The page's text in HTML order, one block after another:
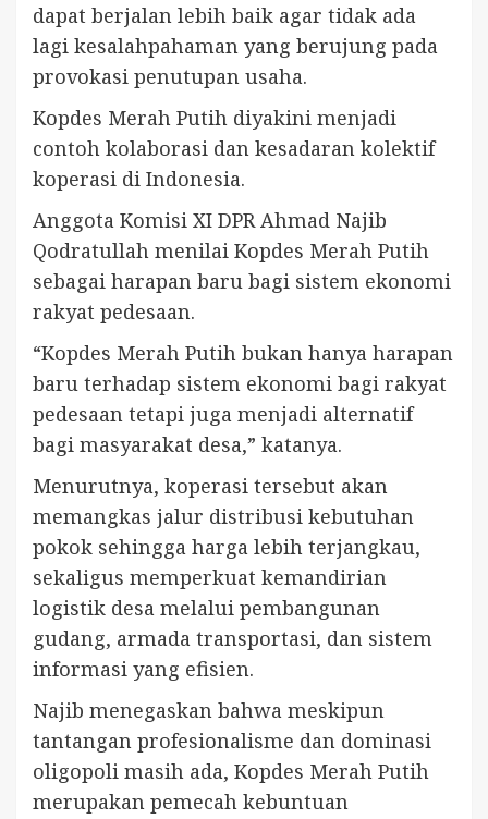
dapat berjalan lebih baik agar tidak ada
lagi kesalahpahaman yang berujung pada
provokasi penutupan usaha.
Kopdes Merah Putih diyakini menjadi
contoh kolaborasi dan kesadaran kolektif
koperasi di Indonesia.
Anggota Komisi XI DPR Ahmad Najib
Qodratullah menilai Kopdes Merah Putih
sebagai harapan baru bagi sistem ekonomi
rakyat pedesaan.
“Kopdes Merah Putih bukan hanya harapan
baru terhadap sistem ekonomi bagi rakyat
pedesaan tetapi juga menjadi alternatif
bagi masyarakat desa,” katanya.
Menurutnya, koperasi tersebut akan
memangkas jalur distribusi kebutuhan
pokok sehingga harga lebih terjangkau,
sekaligus memperkuat kemandirian
logistik desa melalui pembangunan
gudang, armada transportasi, dan sistem
informasi yang efisien.
Najib menegaskan bahwa meskipun
tantangan profesionalisme dan dominasi
oligopoli masih ada, Kopdes Merah Putih
merupakan pemecah kebuntuan